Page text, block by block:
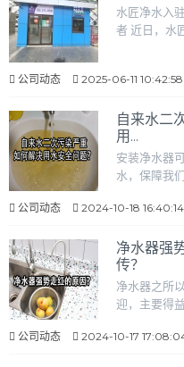
水匠净水入
者 近日，水
公司动态 2025-06-11 10:42:58
自来水二
用...
安装净水器
水，保障我
公司动态 2024-10-18 16:40:14
净水器强
传？
净水器之所
迎，主要得
公司动态 2024-10-17